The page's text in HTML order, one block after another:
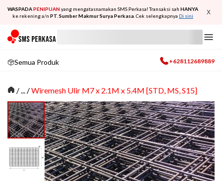
WASPADAPENIPUAN yang mengatasnamakan SMS Perkasa! Transaksi sah HANYA
ke rekening a/n PT. Sumber Makmur Surya Perkasa . Cek selengkapnya Di sini X
Semua Produk +628112689889
/... /Wiremesh Ulir M7 x 2.1M x 5.4M [STD, MS, S15]